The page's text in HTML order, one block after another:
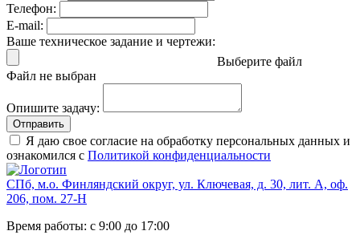
Телефон:
E-mail:
Ваше техническое задание и чертежи:
Выберите файл
Файл не выбран
Опишите задачу:
Отправить
Я даю свое согласие на обработку персональных данных и
ознакомился с Политикой конфиденциальности
СПб, м.о. Финляндский округ, ул. Ключевая, д. 30, лит. А, оф.
206, пом. 27-Н
Время работы: с 9:00 до 17:00